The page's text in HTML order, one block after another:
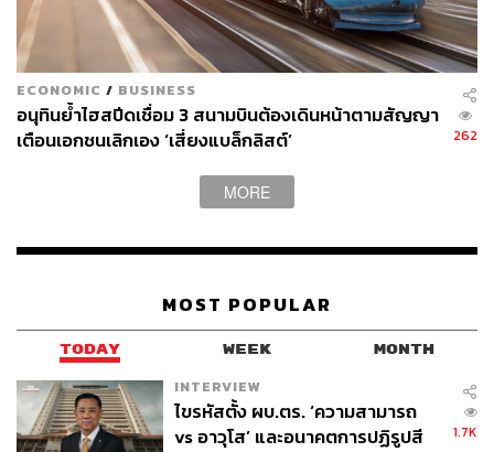
ย้อนไทม์ไลน์ 7 ปีไม่คืบ
หากย้อนดูไทม์ไลน์ โครงการนี้เริ่มตั้งไข่ตั้งแต่ปี 2560 จน
กระทั่งเปิดการประมูลในปี 2561 ซึ่งผู้ชนะการประมูลคือ
บริษัท เอเชีย เอรา วัน จำกัด หรือกลุ่มซีพี
หมายความว่าปีนี้จะเป็นปีที่ 7 ที่ยังไม่มีการลงทุนอะไร
การลงทุน 224,544.36 ล้านบาท มีรูปแบบการลงทุนแบบร่วม
รัฐและเอกชน (PPP) เป็น 1 ใน 4เมกะโปรเจกต์ ไม่ว่าจะเป็น
มหานครการบิน ท่าเรือมาบตาพุดเฟส 3 รวมไปถึงแผนปัดฝุ่น
โครงการ MRO ของการบินไทยด้วยหลายปัจจัยที่ผ่านมา มี
การขอแก้ไขสัญญา ผลกระทบจากโควิด และผู้โดยสารน้อย
ลง ทำให้โครงการชะงักและล่าช้า
ECONOMIC / BUSINESS
อนุทินย้ำไฮสปีดเชื่อม 3 สนามบินต้องเดินหน้าตามสัญญา
เตือนเอกชนเลิกเอง ‘เสี่ยงแบล็กลิสต์’
262
MORE
MOST POPULAR
TODAY WEEK MONTH
INTERVIEW
ไขรหัสตั้ง ผบ.ตร. ‘ความสามารถ
vs อาวุโส’ และอนาคตการปฏิรูปสี
1.7K